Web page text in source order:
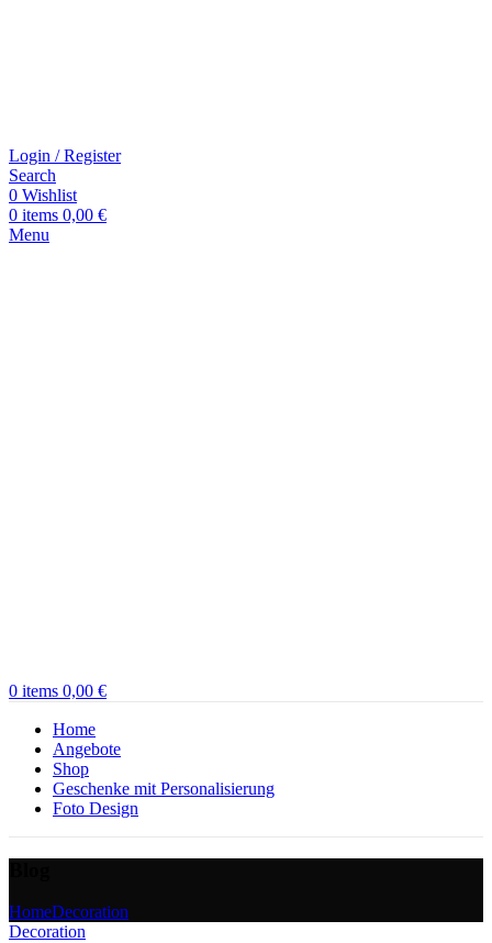
Login / Register
Search
0 Wishlist
0 items 0,00 €
Menu
0 items 0,00 €
Home
Angebote
Shop
Geschenke mit Personalisierung
Foto Design
HomeDecoration
Decoration